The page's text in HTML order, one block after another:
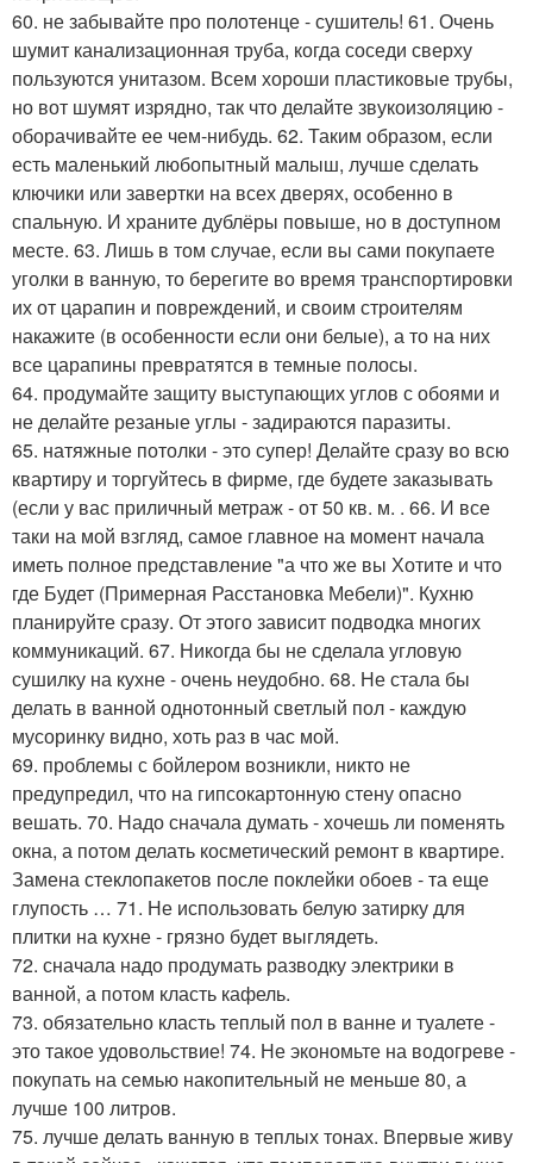
60. не забывайте про полотенце - сушитель! 61. Очень
шумит канализационная труба, когда соседи сверху
пользуются унитазом. Всем хороши пластиковые трубы,
но вот шумят изрядно, так что делайте звукоизоляцию -
оборачивайте ее чем-нибудь. 62. Таким образом, если
есть маленький любопытный малыш, лучше сделать
ключики или завертки на всех дверях, особенно в
спальную. И храните дублёры повыше, но в доступном
месте. 63. Лишь в том случае, если вы сами покупаете
уголки в ванную, то берегите во время транспортировки
их от царапин и повреждений, и своим строителям
накажите (в особенности если они белые), а то на них
все царапины превратятся в темные полосы.
64. продумайте защиту выступающих углов с обоями и
не делайте резаные углы - задираются паразиты.
65. натяжные потолки - это супер! Делайте сразу во всю
квартиру и торгуйтесь в фирме, где будете заказывать
(если у вас приличный метраж - от 50 кв. м. . 66. И все
таки на мой взгляд, самое главное на момент начала
иметь полное представление "а что же вы Хотите и что
где Будет (Примерная Расстановка Мебели)". Кухню
планируйте сразу. От этого зависит подводка многих
коммуникаций. 67. Никогда бы не сделала угловую
сушилку на кухне - очень неудобно. 68. Не стала бы
делать в ванной однотонный светлый пол - каждую
мусоринку видно, хоть раз в час мой.
69. проблемы с бойлером возникли, никто не
предупредил, что на гипсокартонную стену опасно
вешать. 70. Надо сначала думать - хочешь ли поменять
окна, а потом делать косметический ремонт в квартире.
Замена стеклопакетов после поклейки обоев - та еще
глупость … 71. Не использовать белую затирку для
плитки на кухне - грязно будет выглядеть.
72. сначала надо продумать разводку электрики в
ванной, а потом класть кафель.
73. обязательно класть теплый пол в ванне и туалете -
это такое удовольствие! 74. Не экономьте на водогреве -
покупать на семью накопительный не меньше 80, а
лучше 100 литров.
75. лучше делать ванную в теплых тонах. Впервые живу